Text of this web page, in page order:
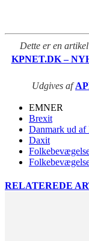
Dette er en
KPNET.DK –
Udgives af
EMNER
Brexit
Danmark ud af
Daxit
RELATEREDE